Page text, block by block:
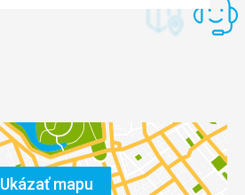
Ukázať mapu